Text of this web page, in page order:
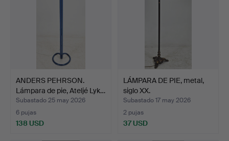
ANDERS PEHRSON.
Lámpara de pie, Ateljé Lyk…
Subastado 25 may 2026
6 pujas
138 USD
LÁMPARA DE PIE, metal,
siglo XX.
Subastado 17 may 2026
2 pujas
37 USD